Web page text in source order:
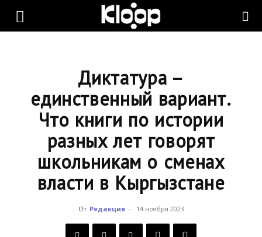
KLOOP.KG
Новости
Кыргызстана
Диктатура –
единственный вариант.
Что книги по истории
разных лет говорят
школьникам о сменах
власти в Кыргызстане
От Редакция - 14 ноября 2023